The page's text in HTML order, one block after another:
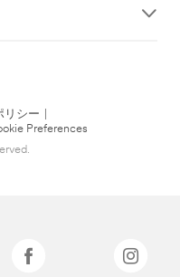
リシー
Preferences